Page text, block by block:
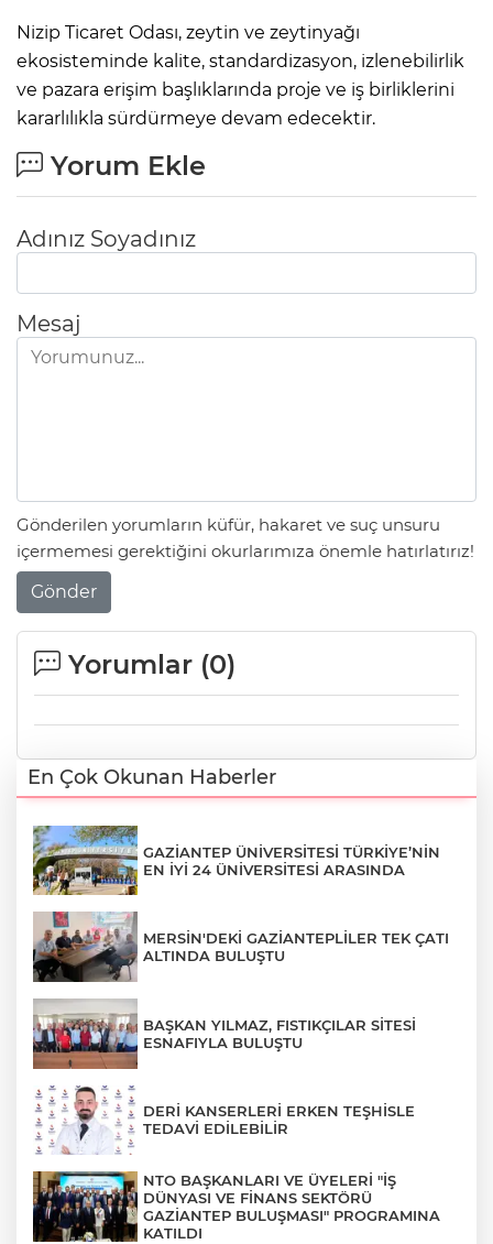
Nizip Ticaret Odası, zeytin ve zeytinyağı
ekosisteminde kalite, standardizasyon, izlenebilirlik
ve pazara erişim başlıklarında proje ve iş birliklerini
kararlılıkla sürdürmeye devam edecektir.
Yorum Ekle
Adınız Soyadınız
Mesaj
Gönderilen yorumların küfür, hakaret ve suç unsuru
içermemesi gerektiğini okurlarımıza önemle hatırlatırız!
Gönder
Yorumlar (0)
En Çok Okunan Haberler
GAZİANTEP ÜNİVERSİTESİ TÜRKİYE’NİN
EN İYİ 24 ÜNİVERSİTESİ ARASINDA
MERSİN'DEKİ GAZİANTEPLİLER TEK ÇATI
ALTINDA BULUŞTU
BAŞKAN YILMAZ, FISTIKÇILAR SİTESİ
ESNAFIYLA BULUŞTU
DERİ KANSERLERİ ERKEN TEŞHİSLE
TEDAVİ EDİLEBİLİR
NTO BAŞKANLARI VE ÜYELERİ "İŞ
DÜNYASI VE FİNANS SEKTÖRÜ
GAZİANTEP BULUŞMASI" PROGRAMINA
KATILDI